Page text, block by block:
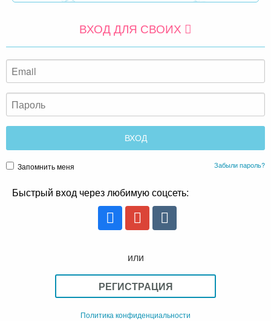
ВХОД ДЛЯ СВОИХ
Запомнить меня Забыли пароль?
Быстрый вход через любимую соцсеть:
или
РЕГИСТРАЦИЯ
Политика конфиденциальности